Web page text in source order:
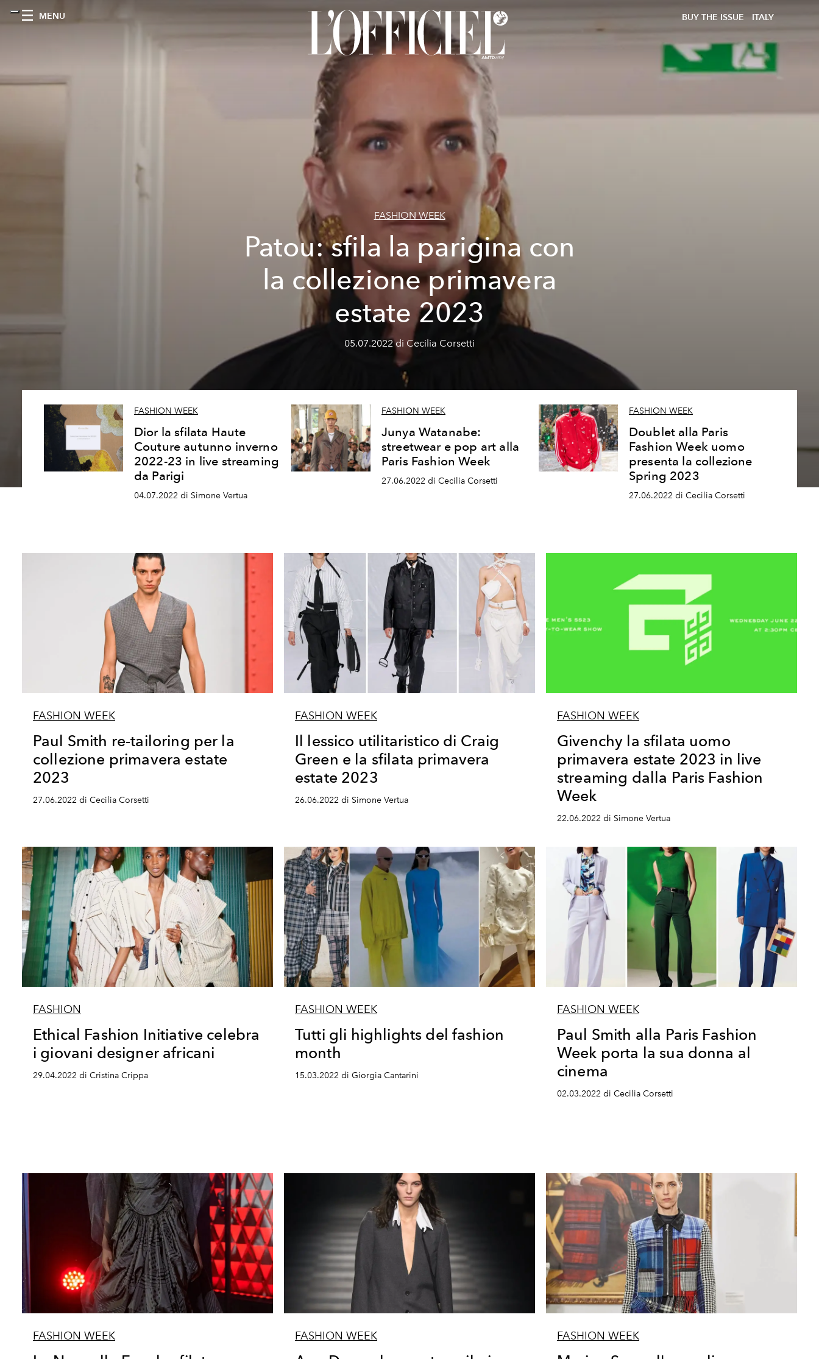
MENU BUY THE ISSUE ITALY
FASHION WEEK
Patou: sfila la parigina con
la collezione primavera
estate 2023
05.07.2022 di Cecilia Corsetti
FASHION WEEK
Dior la sfilata Haute
Couture autunno inverno
2022-23 in live streaming
da Parigi
04.07.2022 di Simone Vertua
FASHION WEEK
Junya Watanabe:
streetwear e pop art alla
Paris Fashion Week
27.06.2022 di Cecilia Corsetti
FASHION WEEK
Doublet alla Paris
Fashion Week uomo
presenta la collezione
Spring 2023
27.06.2022 di Cecilia Corsetti
FASHION WEEK
Paul Smith re-tailoring per la
collezione primavera estate
2023
27.06.2022 di Cecilia Corsetti
FASHION WEEK
Il lessico utilitaristico di Craig
Green e la sfilata primavera
estate 2023
26.06.2022 di Simone Vertua
FASHION WEEK
Givenchy la sfilata uomo
primavera estate 2023 in live
streaming dalla Paris Fashion
Week
22.06.2022 di Simone Vertua
FASHION
Ethical Fashion Initiative celebra
i giovani designer africani
29.04.2022 di Cristina Crippa
FASHION WEEK
Tutti gli highlights del fashion
month
15.03.2022 di Giorgia Cantarini
FASHION WEEK
Paul Smith alla Paris Fashion
Week porta la sua donna al
cinema
02.03.2022 di Cecilia Corsetti
FASHION WEEK FASHION WEEK FASHION WEEK